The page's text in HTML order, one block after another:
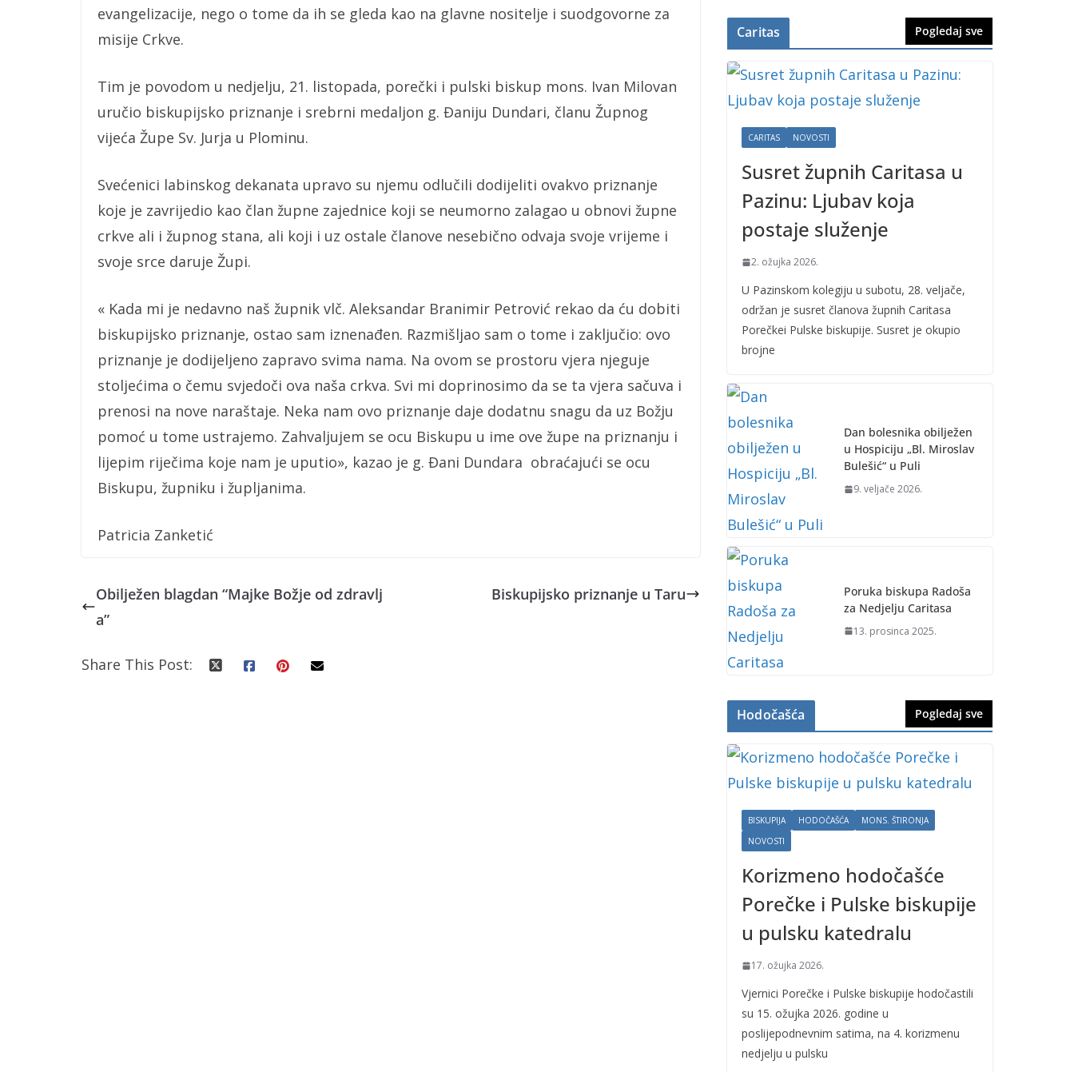
evangelizacije, nego o tome da ih se gleda kao na glavne nositelje i suodgovorne za
misije Crkve.
Tim je povodom u nedjelju, 21. listopada, porečki i pulski biskup mons. Ivan Milovan
uručio biskupijsko priznanje i srebrni medaljon g. Đaniju Dundari, članu Župnog
vijeća Župe Sv. Jurja u Plominu.
Svećenici labinskog dekanata upravo su njemu odlučili dodijeliti ovakvo priznanje
koje je zavrijedio kao član župne zajednice koji se neumorno zalagao u obnovi župne
crkve ali i župnog stana, ali koji i uz ostale članove nesebično odvaja svoje vrijeme i
svoje srce daruje Župi.
« Kada mi je nedavno naš župnik vlč. Aleksandar Branimir Petrović rekao da ću dobiti
biskupijsko priznanje, ostao sam iznenađen. Razmišljao sam o tome i zaključio: ovo
priznanje je dodijeljeno zapravo svima nama. Na ovom se prostoru vjera njeguje
stoljećima o čemu svjedoči ova naša crkva. Svi mi doprinosimo da se ta vjera sačuva i
prenosi na nove naraštaje. Neka nam ovo priznanje daje dodatnu snagu da uz Božju
pomoć u tome ustrajemo. Zahvaljujem se ocu Biskupu u ime ove župe na priznanju i
lijepim riječima koje nam je uputio», kazao je g. Đani Dundara obraćajući se ocu
Biskupu, župniku i župljanima.
Patricia Zanketić
Obilježen blagdan “Majke Božje od zdravlj
a”
Biskupijsko priznanje u Taru
Share This Post:
Caritas Pogledaj sve
CARITAS NOVOSTI
Susret župnih Caritasa u
Pazinu: Ljubav koja
postaje služenje
2. ožujka 2026.
U Pazinskom kolegiju u subotu, 28. veljače,
održan je susret članova župnih Caritasa
Porečkei Pulske biskupije. Susret je okupio
brojne
Dan bolesnika obilježen
u Hospiciju „Bl. Miroslav
Bulešić“ u Puli
9. veljače 2026.
Poruka biskupa Radoša
za Nedjelju Caritasa
13. prosinca 2025.
Hodočašća Pogledaj sve
BISKUPIJA HODOČAŠĆA
MONS. ŠTIRONJA
NOVOSTI
Korizmeno hodočašće
Porečke i Pulske biskupije
u pulsku katedralu
17. ožujka 2026.
Vjernici Porečke i Pulske biskupije hodočastili
su 15. ožujka 2026. godine u
poslijepodnevnim satima, na 4. korizmenu
nedjelju u pulsku